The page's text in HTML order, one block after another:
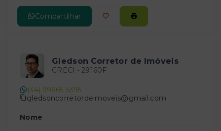
Compartilhar
Gledson Corretor de Imóveis
CRECI - 29160F
(34) 99665-5395
gledsoncorretordeimoveis@gmail.com
Nome